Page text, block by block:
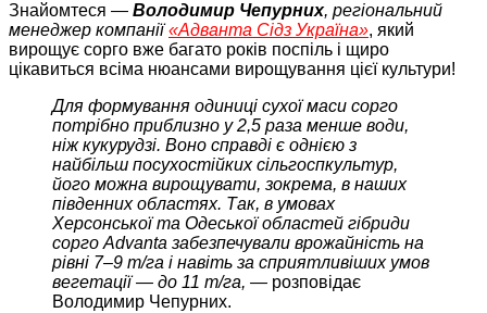
Знайомтеся — Володимир Чепурних, регіональний
менеджер компанії«Адванта Сідз Україна», який
вирощує сорго вже багато років поспіль і щиро
цікавиться всіма нюансами вирощування цієї культури!
Для формування одиниці сухої маси сорго
потрібно приблизно у 2,5 раза менше води,
ніж кукурудзі. Воно справді є однією з
найбільш посухостійких сільгоспкультур,
його можна вирощувати, зокрема, в наших
південних областях. Так, в умовах
Херсонської та Одеської областей гібриди
сорго Advanta забезпечували врожайність на
рівні 7–9 т/га і навіть за сприятливіших умов
вегетації — до 11 т/га, — розповідає
Володимир Чепурних.